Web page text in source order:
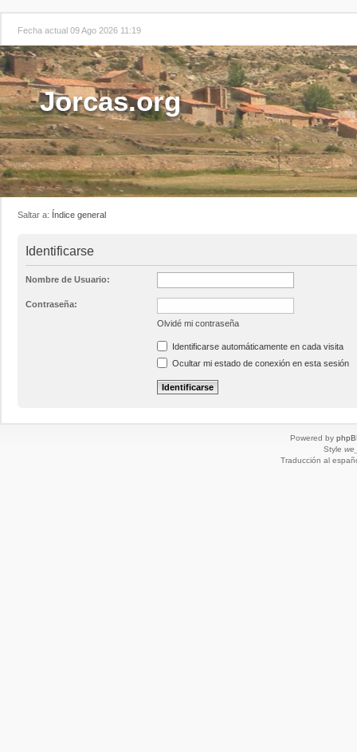
Fecha actual 09 Ago 2026 11:19
Jorcas.org
Saltar a: Índice general
Identificarse
Nombre de Usuario:
Contraseña:
Olvidé mi contraseña
Identificarse automáticamente en cada visita
Ocultar mi estado de conexión en esta sesión
Powered by
Style
Traducción al